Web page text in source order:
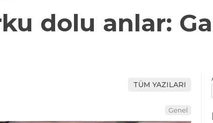
dolu anlar:
TÜM YAZILARI
Genel